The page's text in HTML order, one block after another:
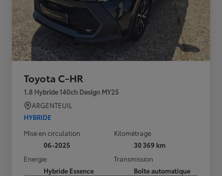
Toyota C-HR
1.8 Hybride 140ch Design MY25
ARGENTEUIL
HYBRIDE
Mise en circulation
06-2025
Kilométrage
30 369 km
Energie
Hybride Essence
Transmission
Boîte automatique